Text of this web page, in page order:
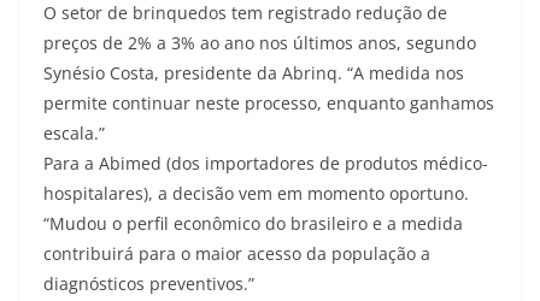
O setor de brinquedos tem registrado redução de
preços de 2% a 3% ao ano nos últimos anos, segundo
Synésio Costa, presidente da Abrinq. “A medida nos
permite continuar neste processo, enquanto ganhamos
escala.”
Para a Abimed (dos importadores de produtos médico-
hospitalares), a decisão vem em momento oportuno.
“Mudou o perfil econômico do brasileiro e a medida
contribuirá para o maior acesso da população a
diagnósticos preventivos.”